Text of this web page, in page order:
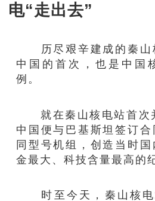
电“走出去”
历尽艰辛建成的秦山
中国的首次，也是中国
例。
就在秦山核电站首次
中国便与巴基斯坦签订
同型号机组，创造当时
金最大、科技含量最高的
时至今天，秦山核电